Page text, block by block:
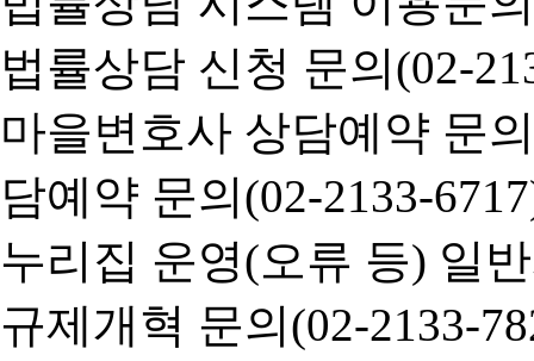
법률상담 신청 문의(02-
마을변호사 상담예약 문
담예약 문의(02-2133-
누리집 운영(오류 등) 일
규제개혁 문의(02-2133-